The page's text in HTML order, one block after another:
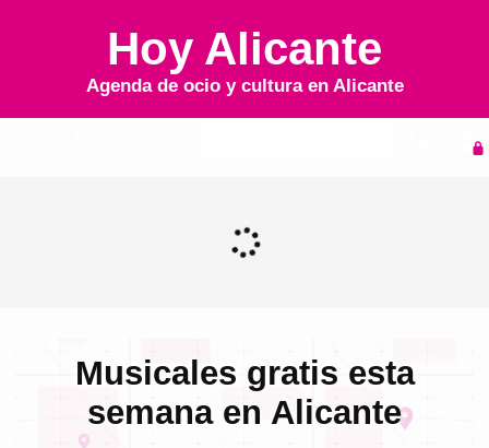
Hoy Alicante
Agenda de ocio y cultura en Alicante
Musicales gratis esta
semana en Alicante